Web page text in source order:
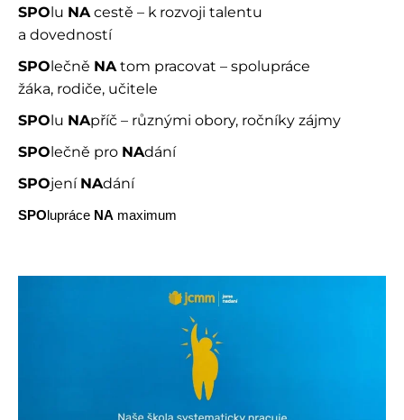
SPOlu NAcestě – k rozvoji talentu
a dovedností
SPOlečně NAtom pracovat – spolupráce
žáka, rodiče, učitele
SPOlu NApříč – různými obory, ročníky zájmy
SPOlečně pro NAdání
SPOjení NAdání
SPO lupráce NA maximum